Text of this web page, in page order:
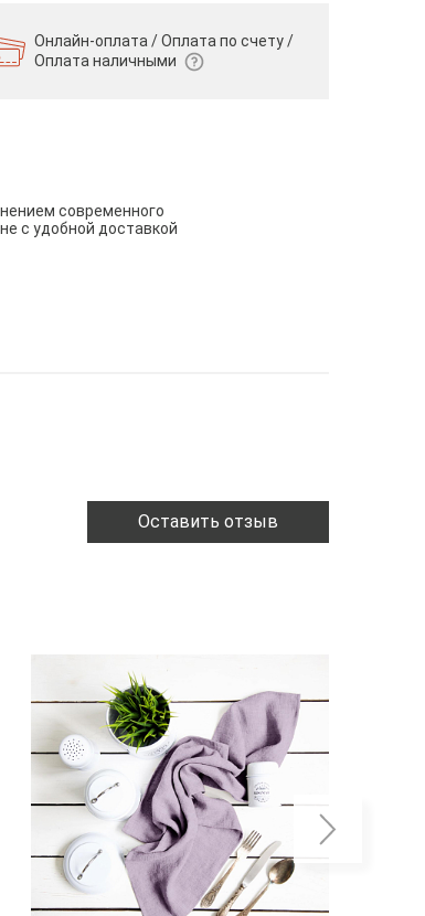
Онлайн-оплата / Оплата по счету /
Оплата наличными
современного
с удобной доставкой
Оставить отзыв